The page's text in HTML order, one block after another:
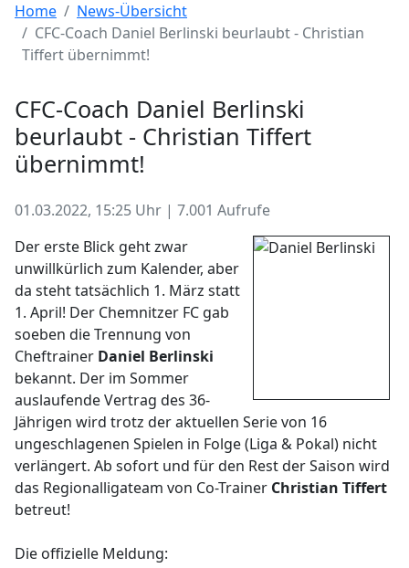
Home
News-Übersicht
CFC-Coach Daniel Berlinski beurlaubt - Christian
Tiffert übernimmt!
CFC-Coach Daniel Berlinski
beurlaubt - Christian Tiffert
übernimmt!
01.03.2022, 15:25 Uhr | 7.001 Aufrufe
Der erste Blick geht zwar
unwillkürlich zum Kalender, aber
da steht tatsächlich 1. März statt
1. April! Der Chemnitzer FC gab
soeben die Trennung von
Cheftrainer Daniel Berlinski
bekannt. Der im Sommer
auslaufende Vertrag des 36-
Jährigen wird trotz der aktuellen Serie von 16
ungeschlagenen Spielen in Folge (Liga & Pokal) nicht
verlängert. Ab sofort und für den Rest der Saison wird
das Regionalligateam von Co-Trainer Christian Tiffert
betreut!
Die offizielle Meldung: